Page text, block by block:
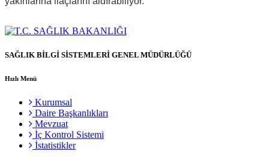
SAĞLIK BİLGİ SİSTEMLERİ GENEL MÜDÜRLÜĞÜ
Hızlı Menü
Kurumsal
Daire Başkanlıkları
Mevzuat
İç Kontrol Sistemi
İstatistikler